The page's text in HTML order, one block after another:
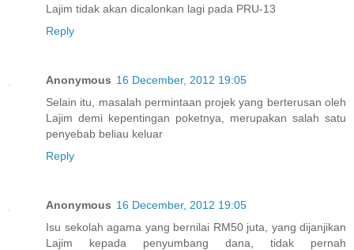
Lajim tidak akan dicalonkan lagi pada PRU-13
Reply
Anonymous 16 December, 2012 19:05
Selain itu, masalah permintaan projek yang berterusan oleh
Lajim demi kepentingan poketnya, merupakan salah satu
penyebab beliau keluar
Reply
Anonymous 16 December, 2012 19:05
Isu sekolah agama yang bernilai RM50 juta, yang dijanjikan
Lajim kepada penyumbang dana, tidak pernah